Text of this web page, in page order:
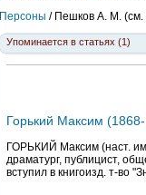
Персоны / Пешков А. М. (см.
Упоминается в статьях (1)
Горький Максим
ГОРЬКИЙ Максим (наст.
драматург, публицист,
вступил в книгоизд. т-во